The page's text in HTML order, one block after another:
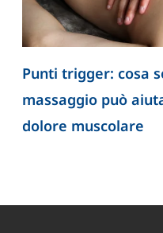
Punti trigger: cosa
massaggio può
dolore muscolare